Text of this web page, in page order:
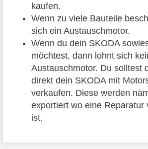
kaufen.
Wenn zu viele Bauteile
sich ein Austauschmotor.
Wenn du dein SKODA
möchtest, dann lohnt sich
Austauschmotor. Du solltest
direkt dein SKODA mit
verkaufen. Diese werden
exportiert wo eine Reparatur
ist.